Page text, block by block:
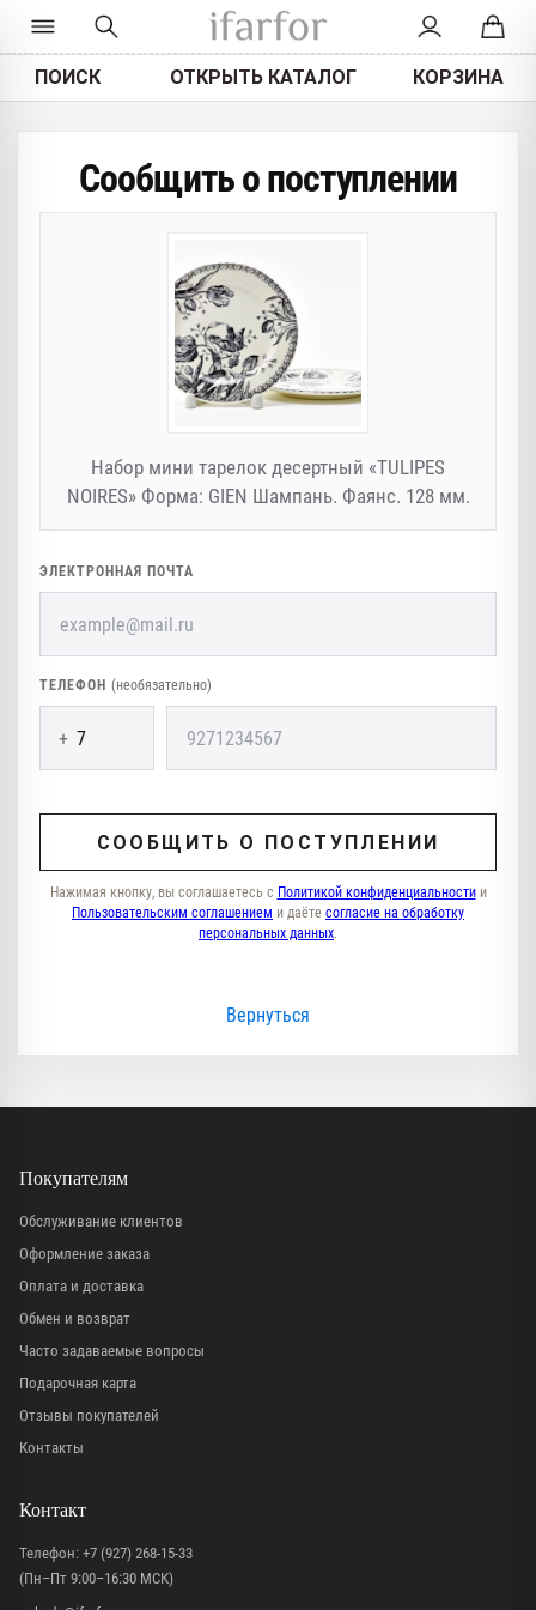
ПОИСК ОТКРЫТЬ КАТАЛОГ КОРЗИНА
Сообщить о поступлении
Набор мини тарелок десертный «TULIPES
NOIRES» Форма: GIEN Шампань. Фаянс. 128 мм.
ЭЛЕКТРОННАЯ ПОЧТА
ТЕЛЕФОН (необязательно)
+
СООБЩИТЬ О ПОСТУПЛЕНИИ
Нажимая кнопку, вы соглашаетесь с Политикой конфиденциальностии
Пользовательским соглашением и даёте согласие на обработку
персональных данных.
Вернуться
Покупателям
Обслуживание клиентов
Оформление заказа
Оплата и доставка
Обмен и возврат
Часто задаваемые вопросы
Подарочная карта
Отзывы покупателей
Контакты
Контакт
Телефон: +7 (927) 268-15-33
(Пн–Пт 9:00–16:30 МСК)